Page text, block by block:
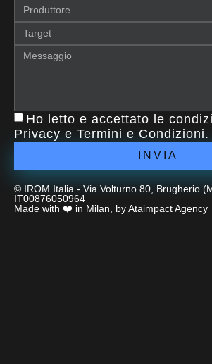
Ho letto e accettato le
Privacy e Termini e Condizioni.
INVIA
© IROM Italia - Via Volturno 80, Brugherio
IT00876050964
Made with ❤️ in Milan, byAtaimpact Agency